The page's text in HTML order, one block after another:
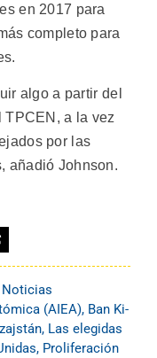
en 2017 para
completo para
algo a partir del
TPCEN, a la vez
por las
añadió Johnson.
(AIEA), Ban Ki-
, Las elegidas
, Proliferación